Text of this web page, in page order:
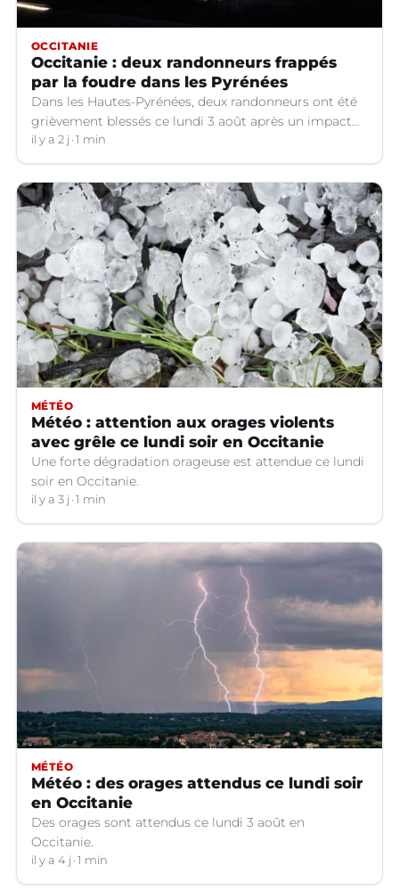
OCCITANIE
Occitanie : deux randonneurs frappés
par la foudre dans les Pyrénées
Dans les Hautes-Pyrénées, deux randonneurs ont été
grièvement blessés ce lundi 3 août après un impact
de foudre sur le GR 10.
il y a 2 j 1 min
MÉTÉO
Météo : attention aux orages violents
avec grêle ce lundi soir en Occitanie
Une forte dégradation orageuse est attendue ce lundi
soir en Occitanie.
il y a 3 j 1 min
MÉTÉO
Météo : des orages attendus ce lundi soir
en Occitanie
Des orages sont attendus ce lundi 3 août en
Occitanie.
il y a 4 j 1 min